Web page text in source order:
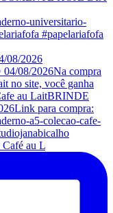
08/2026
Café au L